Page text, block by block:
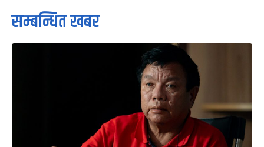
सम्बन्धित खबर